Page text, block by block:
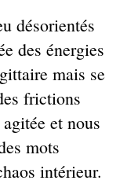
désorientés
des énergies
mais se
frictions
et nous
mots
intérieur.